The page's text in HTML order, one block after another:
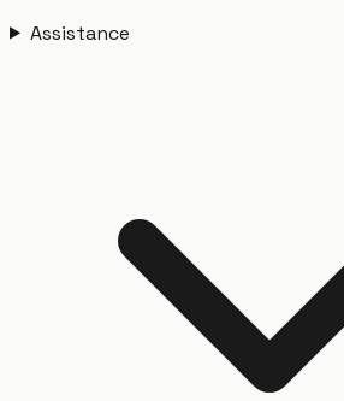
Assistance